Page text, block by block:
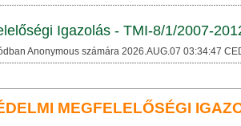
Igazolás - TMI-8/1/2007-
Anonymous számára 2026.AUG.07 03:34:47
MEGFELELŐSÉGI